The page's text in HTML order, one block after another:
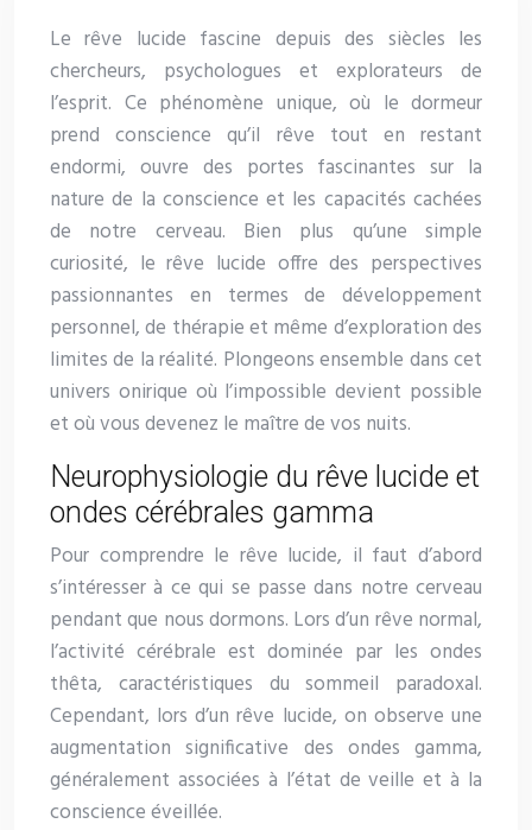
Le rêve lucide fascine depuis des siècles les
chercheurs, psychologues et explorateurs de
l’esprit. Ce phénomène unique, où le dormeur
prend conscience qu’il rêve tout en restant
endormi, ouvre des portes fascinantes sur la
nature de la conscience et les capacités cachées
de notre cerveau. Bien plus qu’une simple
curiosité, le rêve lucide offre des perspectives
passionnantes en termes de développement
personnel, de thérapie et même d’exploration des
limites de la réalité. Plongeons ensemble dans cet
univers onirique où l’impossible devient possible
et où vous devenez le maître de vos nuits.
Neurophysiologie du rêve lucide et
ondes cérébrales gamma
Pour comprendre le rêve lucide, il faut d’abord
s’intéresser à ce qui se passe dans notre cerveau
pendant que nous dormons. Lors d’un rêve normal,
l’activité cérébrale est dominée par les ondes
thêta, caractéristiques du sommeil paradoxal.
Cependant, lors d’un rêve lucide, on observe une
augmentation significative des ondes gamma,
généralement associées à l’état de veille et à la
conscience éveillée.